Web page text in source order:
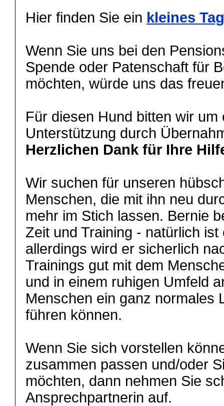
Hier finden Sie ein kleines
Wenn Sie uns bei den
Spende oder Patenschaft für
möchten, würde uns das
Für diesen Hund bitten wir
Unterstützung durch
Herzlichen Dank für Ihre
Wir suchen für unseren
Menschen, die mit ihn neu
mehr im Stich lassen. Bernie
Zeit und Training - natürlich
allerdings wird er sicherlich
Trainings gut mit dem
und in einem ruhigen Umfeld
Menschen ein ganz normales
führen können.
Wenn Sie sich vorstellen
zusammen passen und/oder
möchten, dann nehmen Sie
Ansprechpartnerin auf.